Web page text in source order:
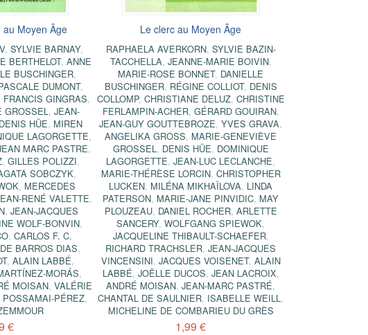
au Moyen Âge
,SYLVIE BARNAY,
BERTHELOT, ANNE
BUSCHINGER,
DUMONT,
FRANCIS GINGRAS,
,JEAN-
DENIS HÜE, MIREN
LAGORGETTE,
MARC PASTRE,
,GILLES POLIZZI,
SOBCZYK,
, MERCEDES
RENÉ VALETTE,
, JEAN-JACQUES
WOLF-BONVIN,
,CARLOS F. C.
BARROS DIAS,
,ALAIN LABBÉ,
MORÁS,
MOISAN, VALÉRIE
POSSAMAI-PÉREZ,
€
Le clerc au Moyen Âge
RAPHAELA AVERKORN, SYLVIE BAZIN-
TACCHELLA, JEANNE-MARIE BOIVIN,
MARIE-ROSE BONNET, DANIELLE
BUSCHINGER, RÉGINE COLLIOT, DENIS
COLLOMP, CHRISTIANE DELUZ, CHRISTINE
FERLAMPIN-ACHER, GÉRARD GOUIRAN,
JEAN-GUY GOUTTEBROZE,YVES GRAVA,
ANGELIKA GROSS, MARIE-GENEVIÈVE
GROSSEL , DENIS HÜE, DOMINIQUE
LAGORGETTE,JEAN-LUC LECLANCHE,
MARIE-THÉRÈSE LORCIN, CHRISTOPHER
LUCKEN, MILÉNA MIKHAÏLOVA, LINDA
PATERSON, MARIE-JANE PINVIDIC, MAY
PLOUZEAU, DANIEL ROCHER, ARLETTE
SANCERY,WOLFGANG SPIEWOK,
JACQUELINE THIBAULT-SCHAEFER,
RICHARD TRACHSLER,JEAN-JACQUES
VINCENSINI, JACQUES VOISENET, ALAIN
LABBÉ, JOËLLE DUCOS, JEAN LACROIX,
ANDRÉ MOISAN,JEAN-MARC PASTRÉ,
CHANTAL DE SAULNIER, ISABELLE WEILL ,
MICHELINE DE COMBARIEU DU GRÈS
1,99 €